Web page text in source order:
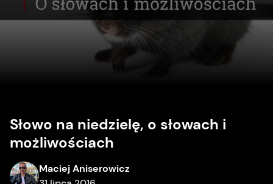
Słowo na niedzielę, o słowach i
możliwościach
Maciej Aniserowicz